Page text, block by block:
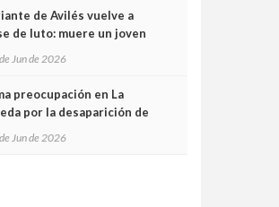
por los túneles
de Avilés vuelve a
de luto: muere un joven
Jun de 2026
preocupación en La
por la desaparición de
Jun de 2026